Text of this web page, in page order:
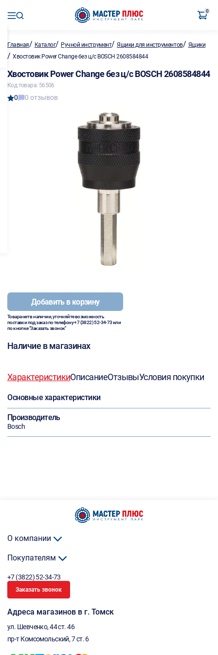
0
Главная/ Каталог/ Ручной инструмент/Ящики для инструментов/ Ящики
/ Хвостовик Power Change без ц/с BOSCH 2608584844
Хвостовик Power Change без ц/с BOSCH 2608584844
Код товара: 56506
0 0 отзывов
Добавить в корзину
Товара нет в наличии, уточняйте возможность
поставки под заказ по телефону+7 (3822) 52-34-73или
по кнопке "Заказать звонок"
Наличие в магазинах
ХарактеристикиОписаниеОтзывыУсловия покупки
Основные характеристики
Производитель
Bosch
О компании
Покупателям
+7 (3822) 52-34-73
Заказать звонок
Адреса магазинов в г. Томск
ул. Шевченко, 44 ст. 46
пр-т Комсомольский, 7 ст. 6